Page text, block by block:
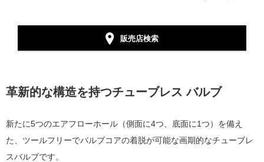
販売店検索
革新的な構造を持つチューブレス バルブ
新たに5つのエアフローホール（側面に4つ、底面に1つ）を備え
た、 ツールフリーでバルブコアの着脱が可能な画期的なチューブレ
スバルブです。